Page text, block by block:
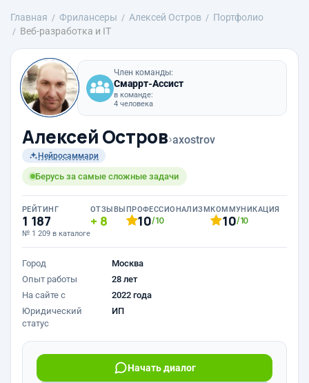
Главная Фрилансеры Алексей Остров
Портфолио
Веб-разработка и IT
Член команды:
Смаррт-Ассист
в команде:
4 человека
Алексей Остров›axostrov
Нейросаммари
Берусь за самые сложные задачи
РЕЙТИНГ
1 187
№ 1 209 в каталоге
ОТЗЫВЫ
8
ПРОФЕССИОНАЛИЗМ
10/10
КОММУНИКАЦИЯ
10/10
Город
Москва
Опыт работы
28 лет
На сайте с
2022 года
Юридический
статус
ИП
Начать диалог